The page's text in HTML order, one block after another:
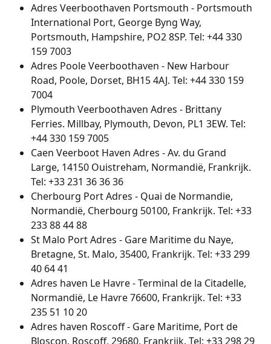
Adres Veerboothaven Portsmouth - Portsmouth
International Port, George Byng Way,
Portsmouth, Hampshire, PO2 8SP. Tel: +44 330
159 7003
Adres Poole Veerboothaven - New Harbour
Road, Poole, Dorset, BH15 4AJ. Tel: +44 330 159
7004
Plymouth Veerboothaven Adres - Brittany
Ferries. Millbay, Plymouth, Devon, PL1 3EW. Tel:
+44 330 159 7005
Caen Veerboot Haven Adres - Av. du Grand
Large, 14150 Ouistreham, Normandië, Frankrijk.
Tel: +33 231 36 36 36
Cherbourg Port Adres - Quai de Normandie,
Normandië, Cherbourg 50100, Frankrijk. Tel: +33
233 88 44 88
St Malo Port Adres - Gare Maritime du Naye,
Bretagne, St. Malo, 35400, Frankrijk. Tel: +33 299
40 64 41
Adres haven Le Havre - Terminal de la Citadelle,
Normandië, Le Havre 76600, Frankrijk. Tel: +33
235 51 10 20
Adres haven Roscoff - Gare Maritime, Port de
Bloscon, Roscoff, 29680, Frankrijk. Tel: +33 298 29